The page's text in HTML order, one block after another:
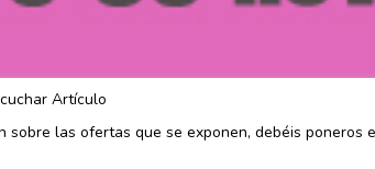
Artículo
sobre las ofertas que se exponen, debéis